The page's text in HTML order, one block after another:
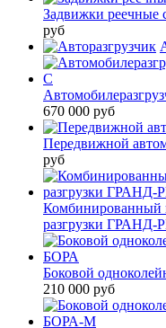
Задвижки реечные
руб
670 000 руб
Передвижной
руб
Комбинированный
разгрузки ГРАНД-
Боковой
210 000 руб